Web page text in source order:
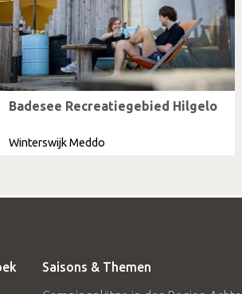
Badesee Recreatiegebied Hilgelo
Winterswijk Meddo
Saisons & Themen